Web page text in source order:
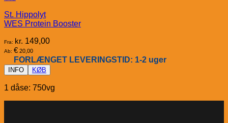
St. Hippolyt
WES Protein Booster
Fra: kr. 149,00
Ab: € 20,00
FORLÆNGET LEVERINGSTID: 1-2 uger
INFO KØB
1 dåse: 750vg